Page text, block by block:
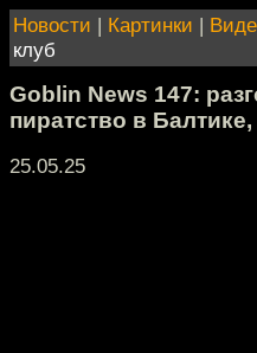
Новости | Картинки |
клуб
Goblin News 147:
пиратство в
25.05.25